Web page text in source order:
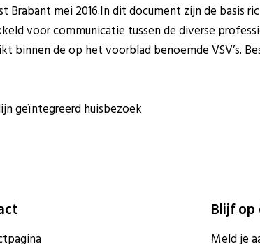
Brabant mei 2016.In dit document zijn de basis
voor communicatie tussen de diverse
de op het voorblad benoemde VSV’s.
geïntegreerd huisbezoek
Blijf
Meld je